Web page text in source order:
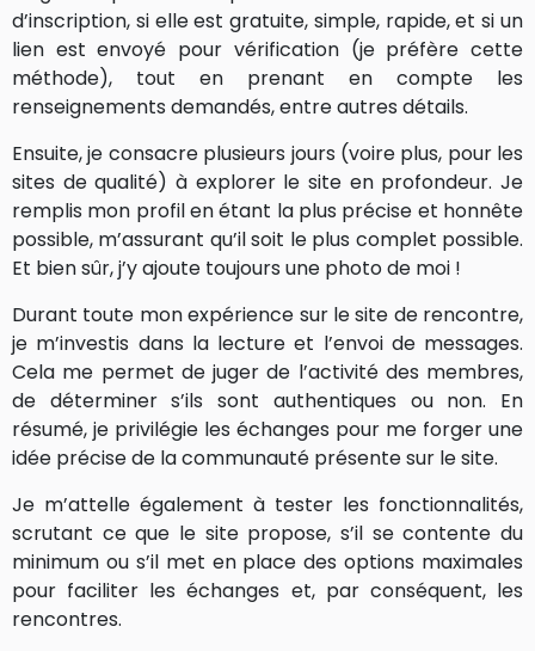
d’inscription, si elle est gratuite, simple, rapide, et si un
lien est envoyé pour vérification (je préfère cette
méthode), tout en prenant en compte les
renseignements demandés, entre autres détails.
Ensuite, je consacre plusieurs jours (voire plus, pour les
sites de qualité) à explorer le site en profondeur. Je
remplis mon profil en étant la plus précise et honnête
possible, m’assurant qu’il soit le plus complet possible.
Et bien sûr, j’y ajoute toujours une photo de moi !
Durant toute mon expérience sur le site de rencontre,
je m’investis dans la lecture et l’envoi de messages.
Cela me permet de juger de l’activité des membres,
de déterminer s’ils sont authentiques ou non. En
résumé, je privilégie les échanges pour me forger une
idée précise de la communauté présente sur le site.
Je m’attelle également à tester les fonctionnalités,
scrutant ce que le site propose, s’il se contente du
minimum ou s’il met en place des options maximales
pour faciliter les échanges et, par conséquent, les
rencontres.